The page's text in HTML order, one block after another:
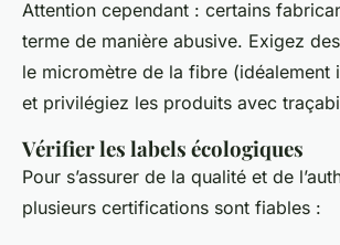
Attention cependant : certains
terme de manière abusive. Exigez
le micromètre de la fibre (idéalement
et privilégiez les produits avec
Vérifier les labels écologiques
Pour s’assurer de la qualité et de
plusieurs certifications sont fiables :